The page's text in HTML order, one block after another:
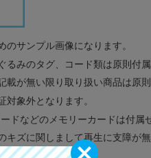
サンプル画像になります。
るみのタグ、コード類は原則付
載が無い限り取り扱い商品は原則
対象外となります。
ドなどのメモリーカードは付属
キズに関しまして再生に支障が